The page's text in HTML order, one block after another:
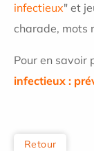
infectieux" et
charade, mots
Pour en savoir
infectieux :
Retour